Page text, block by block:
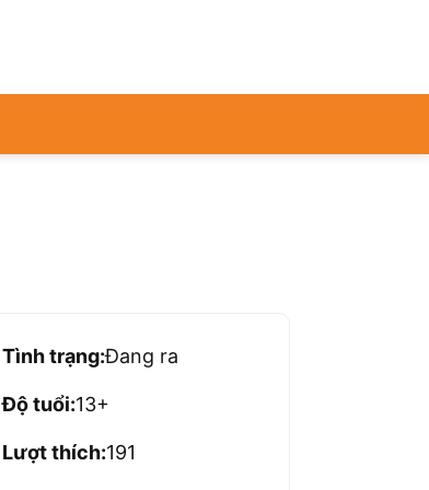
Tình trạng:Đang ra
Độ tuổi:13+
Lượt thích:191